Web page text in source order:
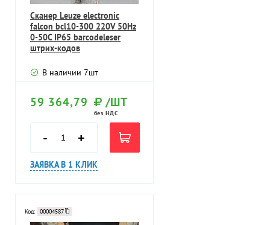
Сканер Leuze electronic
falcon bcl10-300 220V 50Hz
0-50C IP65 barcodeleser
штрих-кодов
В наличии 7шт
59 364,79 /ШТ
без НДС
- +
ЗАЯВКА В 1 КЛИК
Код: 00004587